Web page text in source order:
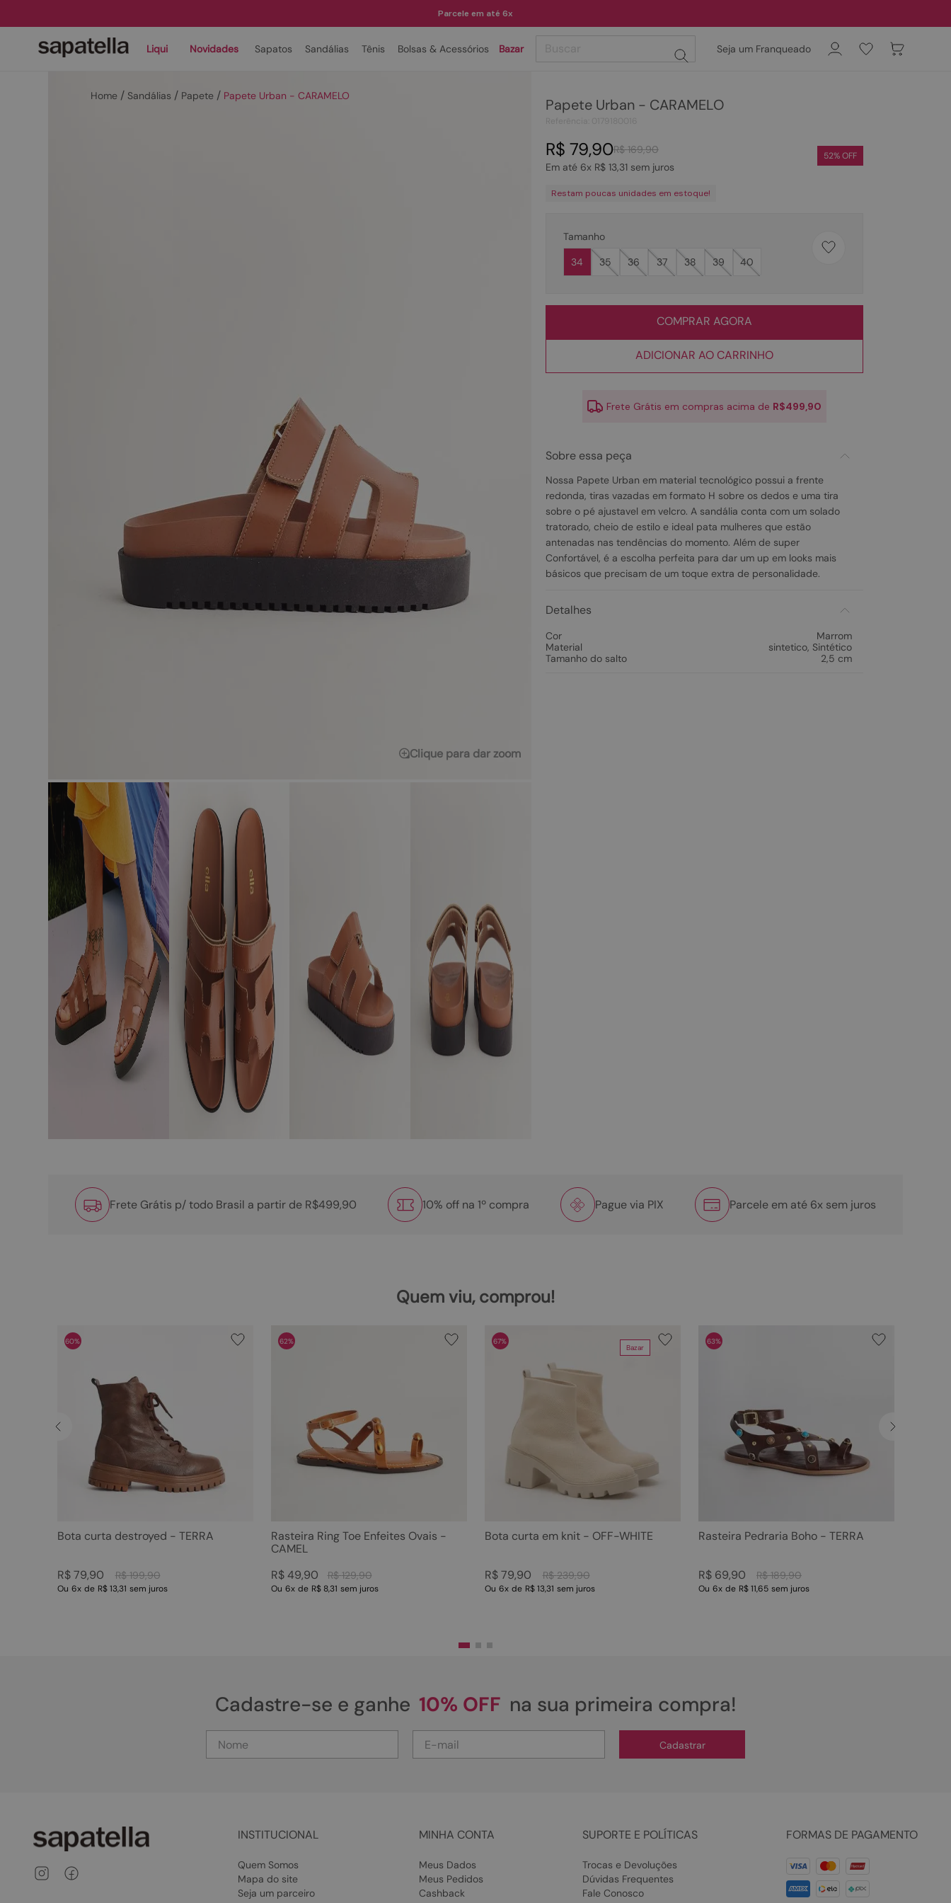
Parcele em até 6x
Liqui Novidades Sapatos Sandálias Tênis Bolsas & Acessórios Bazar Seja um Franqueado
Sandálias Papete Papete Urban - CARAMELO
Clique para dar zoom
Papete Urban - CARAMELO
R$ 169,90
R$ 79,90
Em até 6x R$ 13,31sem juros
52% OFF
Restam poucas unidades em estoque!
Tamanho
34
35 36 37 38 39 40
COMPRAR AGORA
ADICIONAR AO CARRINHO
Frete Grátis em compras acima de R$499,90
Sobre essa peça
Nossa Papete Urban em material tecnológico possui a frente
redonda, tiras vazadas em formato H sobre os dedos e uma tira
sobre o pé ajustavel em velcro. A sandália conta com um solado
tratorado, cheio de estilo e ideal pata mulheres que estão
antenadas nas tendências do momento. Além de super
Confortável, é a escolha perfeita para dar um up em looks mais
básicos que precisam de um toque extra de personalidade.
Detalhes
Cor
Marrom
Material
sintetico, Sintético
Tamanho do salto
2,5 cm
Frete Grátis p/ todo Brasil a partir de R$499,90 10% off na 1º compra Pague via PIX Parcele em até 6x sem juros
Quem viu, comprou!
60%
Bota curta destroyed - TERRA
R$ 199,90
R$ 79,90
Ou 6x de R$ 13,31 sem juros
62%
Rasteira Ring Toe Enfeites Ovais -
CAMEL
R$ 129,90
R$ 49,90
Ou 6x de R$ 8,31 sem juros
Bazar
67%
Bota curta em knit - OFF-WHITE
R$ 239,90
R$ 79,90
Ou 6x de R$ 13,31 sem juros
63%
Rasteira Pedraria Boho - TERRA
R$ 189,90
R$ 69,90
Ou 6x de R$ 11,65 sem juros
Cadastre-se e ganhe 10% OFF na sua primeira compra!
Cadastrar
INSTITUCIONAL
Quem Somos
Mapa do site
Seja um parceiro
MINHA CONTA
Meus Dados
Meus Pedidos
Cashback
SUPORTE E POLÍTICAS
Trocas e Devoluções
Dúvidas Frequentes
Fale Conosco
FORMAS DE PAGAMENTO